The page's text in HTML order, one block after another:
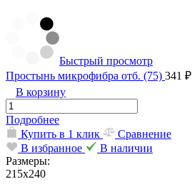
Быстрый просмотр
Простынь микрофибра отб. (75) 341 ₽
В корзину
Подробнее
Купить в 1 клик
Сравнение
В избранное
В наличии
Размеры:
215х240